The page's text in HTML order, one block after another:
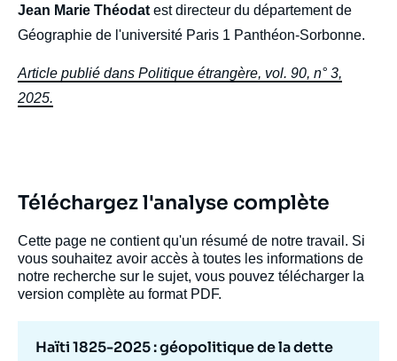
Jean Marie Théodat est directeur du département de
Géographie de l'université Paris 1 Panthéon-Sorbonne.
Article publié dans Politique étrangère, vol. 90, n° 3,
2025.
Téléchargez l'analyse complète
Cette page ne contient qu'un résumé de notre travail. Si
vous souhaitez avoir accès à toutes les informations de
notre recherche sur le sujet, vous pouvez télécharger la
version complète au format PDF.
Haïti 1825-2025 : géopolitique de la dette